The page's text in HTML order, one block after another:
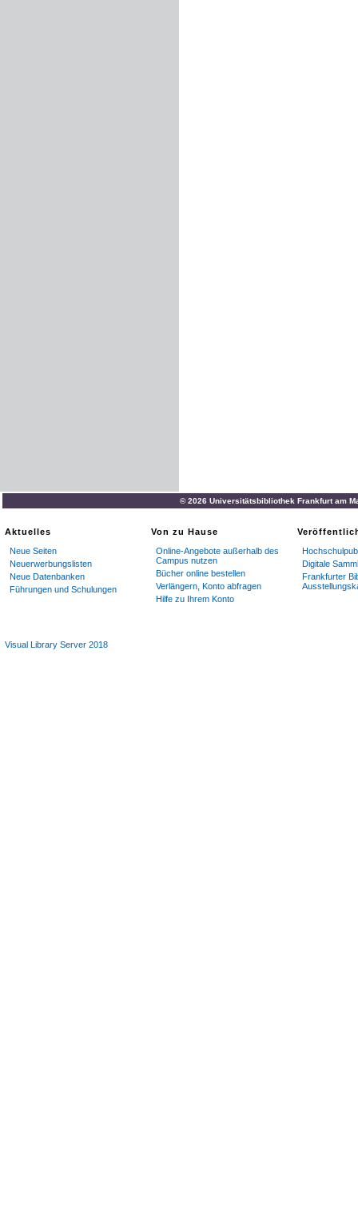
© 2026 Universitätsbibliothek Frankfurt am
Aktuelles
Neue Seiten
Neuerwerbungslisten
Neue Datenbanken
Führungen und Schulungen
Von zu Hause
Online-Angebote außerhalb des
Campus nutzen
Bücher online bestellen
Verlängern, Konto abfragen
Hilfe zu Ihrem Konto
Digitale
Frankfurter
Visual Library Server 2018